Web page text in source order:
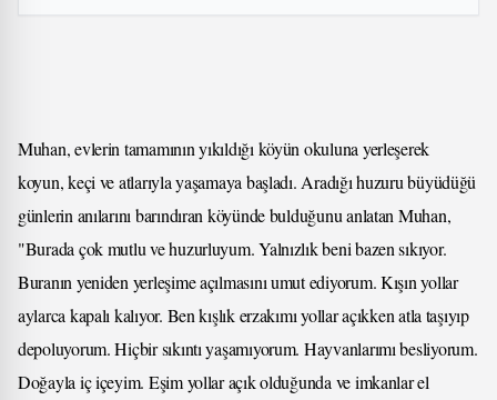
Muhan, evlerin tamamının yıkıldığı köyün okuluna yerleşerek
koyun, keçi ve atlarıyla yaşamaya başladı. Aradığı huzuru büyüdüğü
günlerin anılarını barındıran köyünde bulduğunu anlatan Muhan,
"Burada çok mutlu ve huzurluyum. Yalnızlık beni bazen sıkıyor.
Buranın yeniden yerleşime açılmasını umut ediyorum. Kışın yollar
aylarca kapalı kalıyor. Ben kışlık erzakımı yollar açıkken atla taşıyıp
depoluyorum. Hiçbir sıkıntı yaşamıyorum. Hayvanlarımı besliyorum.
Doğayla iç içeyim. Eşim yollar açık olduğunda ve imkanlar el